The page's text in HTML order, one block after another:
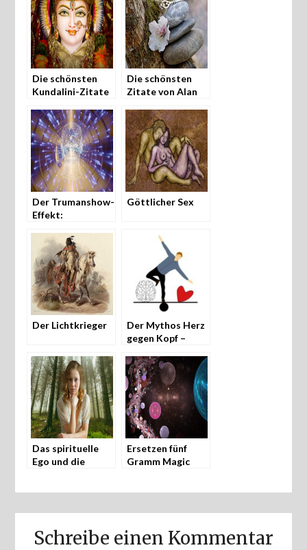
Die schönsten
Kundalini-Zitate
Jung
Die schönsten
Zitate von Alan
Der Trumanshow-
Effekt:
einer
Realitätssimulation
Göttlicher Sex
Der Lichtkrieger
Der Mythos Herz
gegen Kopf –
Verstand
Das spirituelle
Ego und die
Ersetzen fünf
Gramm Magic
Schreibe einen Kommentar